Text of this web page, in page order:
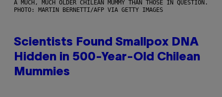
A MUCH, MUCH OLDER CHILEAN MUMMY THAN THOSE IN QUESTION.
PHOTO: MARTIN BERNETTI/AFP VIA GETTY IMAGES
Scientists Found Smallpox DNA
Hidden in 500-Year-Old Chilean
Mummies